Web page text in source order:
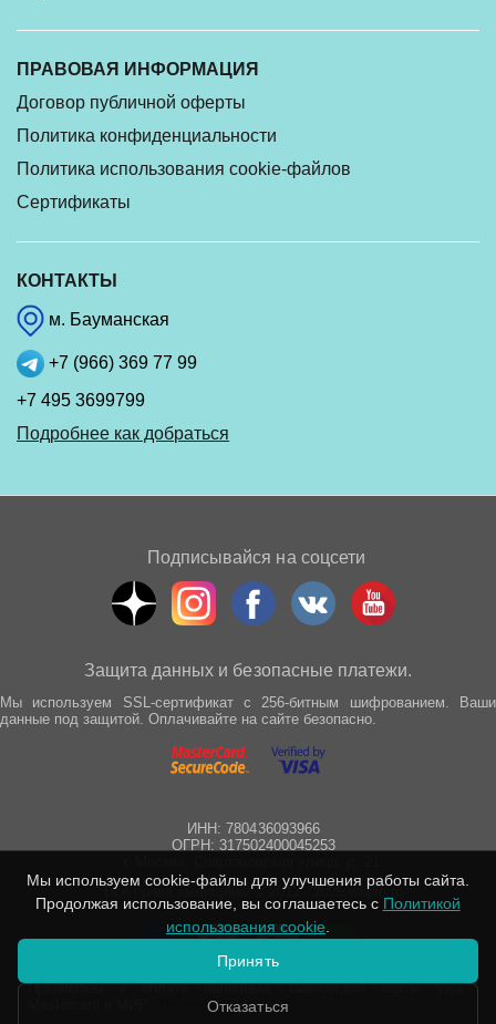
ПРАВОВАЯ ИНФОРМАЦИЯ
Договор публичной оферты
Политика конфиденциальности
Политика использования cookie-файлов
Сертификаты
КОНТАКТЫ
м. Бауманская
+7 (966) 369 77 99
+7 495 3699799
Подробнее как добраться
Подписывайся на соцсети
Защита данных и безопасные платежи.
Мы используем SSL-сертификат с 256-битным шифрованием. Ваши
данные под защитой. Оплачивайте на сайте безопасно.
ИНН: 780436093966
ОГРН: 317502400045253
Все права защищены © 2012 - 2025 wepro.ru
Принимаем к оплате наличные, банковские карты Visa,
Подробнее
Мы используем cookie-файлы для улучшения работы сайта.
Продолжая использование, вы соглашаетесь с Политикой
использования cookie
Принять
Отказаться